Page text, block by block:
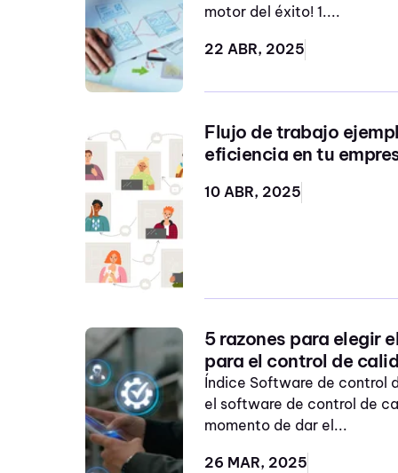
ISO9001
SG-SST
Teletrabajo
cultura de calidad
indicadores ISO 9001
iso9001:2026
mapear
mejoramiento continuo
módulo auditorias
principios de calidad ISO
9001 2015
procesos
riesgos
motor del éxito! 1....
22 ABR, 2025
Flujo de trabajo
eficiencia en tu
10 ABR, 2025
5 razones para elegir
para el control de
Índice Software de control
el software de control de
momento de dar el...
26 MAR, 2025